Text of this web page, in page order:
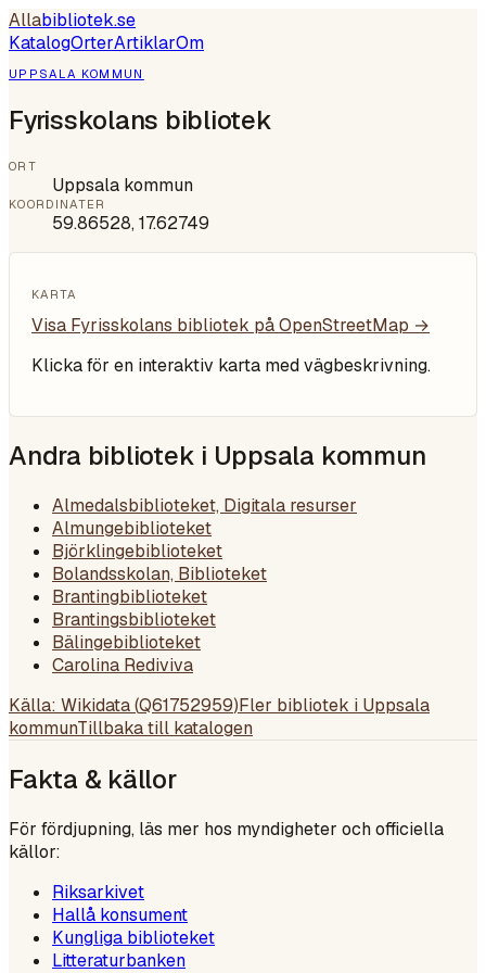
Allabibliotek.se
KatalogOrterArtiklarOm
UPPSALA KOMMUN
Fyrisskolans bibliotek
ORT
Uppsala kommun
KOORDINATER
59.86528,17.62749
KARTA
Visa Fyrisskolans bibliotek på OpenStreetMap →
Klicka för en interaktiv karta med vägbeskrivning.
Andra bibliotek i Uppsala kommun
Almedalsbiblioteket, Digitala resurser
Almungebiblioteket
Björklingebiblioteket
Bolandsskolan, Biblioteket
Brantingbiblioteket
Brantingsbiblioteket
Bälingebiblioteket
Carolina Rediviva
Källa: Wikidata (Q61752959)Fler bibliotek i Uppsala
kommunTillbaka till katalogen
Fakta & källor
För fördjupning, läs mer hos myndigheter och officiella
källor:
Riksarkivet
Hallå konsument
Kungliga biblioteket
Litteraturbanken